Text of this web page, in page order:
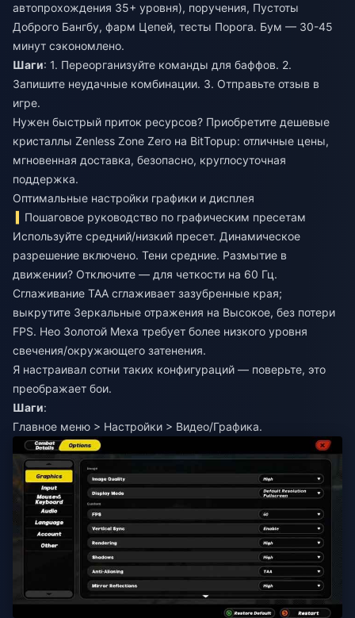
автопрохождения 35+ уровня), поручения, Пустоты
Доброго Бангбу, фарм Цепей, тесты Порога. Бум — 30-45
минут сэкономлено.
Шаги: 1. Переорганизуйте команды для баффов. 2.
Запишите неудачные комбинации. 3. Отправьте отзыв в
игре.
Нужен быстрый приток ресурсов? Приобретите дешевые
кристаллы Zenless Zone Zero на BitTopup: отличные цены,
мгновенная доставка, безопасно, круглосуточная
поддержка.
Оптимальные настройки графики и дисплея
Пошаговое руководство по графическим пресетам
Используйте средний/низкий пресет. Динамическое
разрешение включено. Тени средние. Размытие в
движении? Отключите — для четкости на 60 Гц.
Сглаживание TAA сглаживает зазубренные края;
выкрутите Зеркальные отражения на Высокое, без потери
FPS. Нео Золотой Меха требует более низкого уровня
свечения/окружающего затенения.
Я настраивал сотни таких конфигураций — поверьте, это
преображает бои.
Шаги:
Главное меню > Настройки > Видео/Графика.